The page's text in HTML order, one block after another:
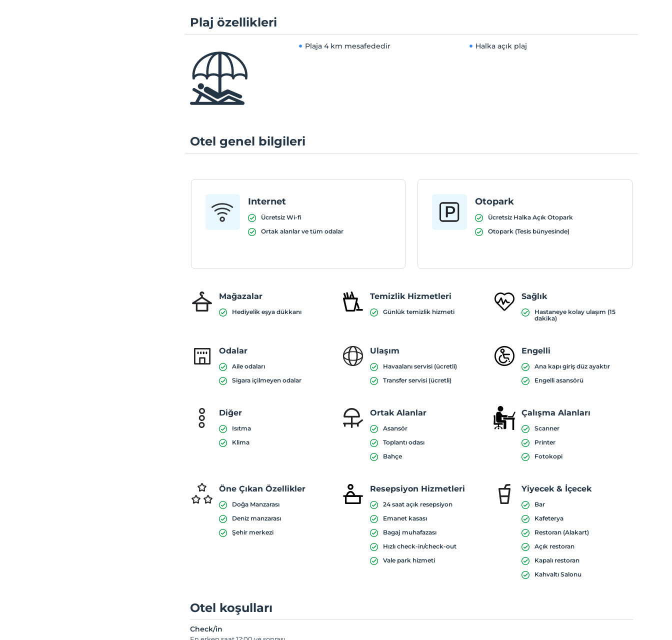
Plaj özellikleri
Plaja 4 km mesafededir Halka açık plaj
Otel genel bilgileri
Internet
Ücretsiz Wi-fi
Ortak alanlar ve tüm odalar
Otopark
Ücretsiz Halka Açık Otopark
Otopark (Tesis bünyesinde)
Mağazalar
Hediyelik eşya dükkanı
Temizlik Hizmetleri
Günlük temizlik hizmeti
Sağlık
Hastaneye kolay ulaşım (15
dakika)
Odalar
Aile odaları
Sigara içilmeyen odalar
Ulaşım
Havaalanı servisi (ücretli)
Transfer servisi (ücretli)
Engelli
Ana kapı giriş düz ayaktır
Engelli asansörü
Diğer
Isıtma
Klima
Ortak Alanlar
Asansör
Toplantı odası
Bahçe
Çalışma Alanları
Scanner
Printer
Fotokopi
Öne Çıkan Özellikler
Doğa Manzarası
Deniz manzarası
Şehir merkezi
Resepsiyon Hizmetleri
24 saat açık resepsiyon
Emanet kasası
Bagaj muhafazası
Hızlı check-in/check-out
Vale park hizmeti
Yiyecek & İçecek
Bar
Kafeterya
Restoran (Alakart)
Açık restoran
Kapalı restoran
Kahvaltı Salonu
Otel koşulları
Check/in